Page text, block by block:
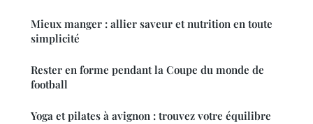
Mieux manger : allier saveur et nutrition en toute
simplicité
Rester en forme pendant la Coupe du monde de
football
Yoga et pilates à avignon : trouvez votre équilibre